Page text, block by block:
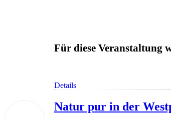
Für diese Veranstaltung
Details
Natur pur in der